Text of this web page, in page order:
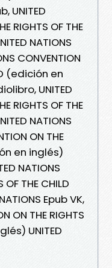
UNITED
RIGHTS OF THE
NATIONS
CONVENTION
(edición en
UNITED
RIGHTS OF THE
NATIONS
ON THE
en inglés)
NATIONS
OF THE CHILD
Epub VK,
ON THE RIGHTS
UNITED